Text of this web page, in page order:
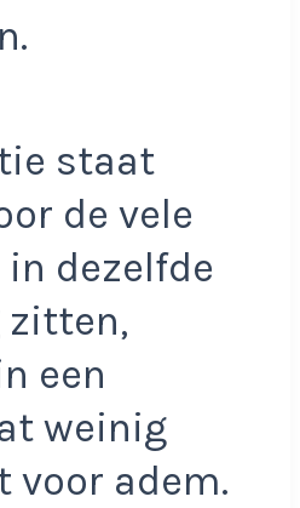
staat
de vele
dezelfde
een
weinig
voor adem.